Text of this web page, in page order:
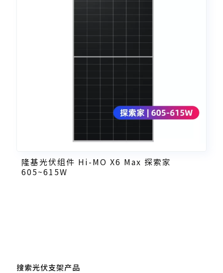
隆基光伏组件 Hi-MO X6 Max 探索家
605~615W
搜索光伏支架产品